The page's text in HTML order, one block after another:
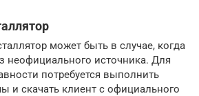
может быть в случае, когда
неофициального источника. Для
потребуется выполнить
и скачать клиент с официального